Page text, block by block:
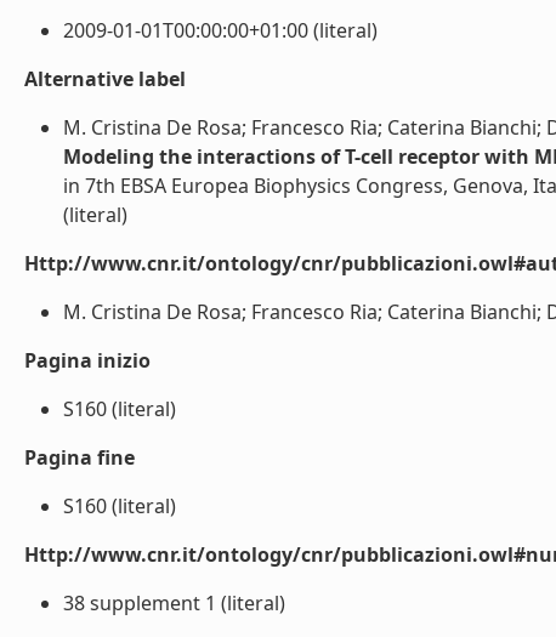
2009-01-01T00:00:00+01:00 (literal)
Alternative label
M. Cristina De Rosa; Francesco Ria; Caterina
Modeling the interactions of T-cell receptor with
in 7th EBSA Europea Biophysics Congress, Genova,
(literal)
Http://www.cnr.it/ontology/cnr/
M. Cristina De Rosa; Francesco Ria; Caterina
Pagina inizio
S160 (literal)
Pagina fine
S160 (literal)
Http://www.cnr.it/ontology/cnr/
38 supplement 1 (literal)